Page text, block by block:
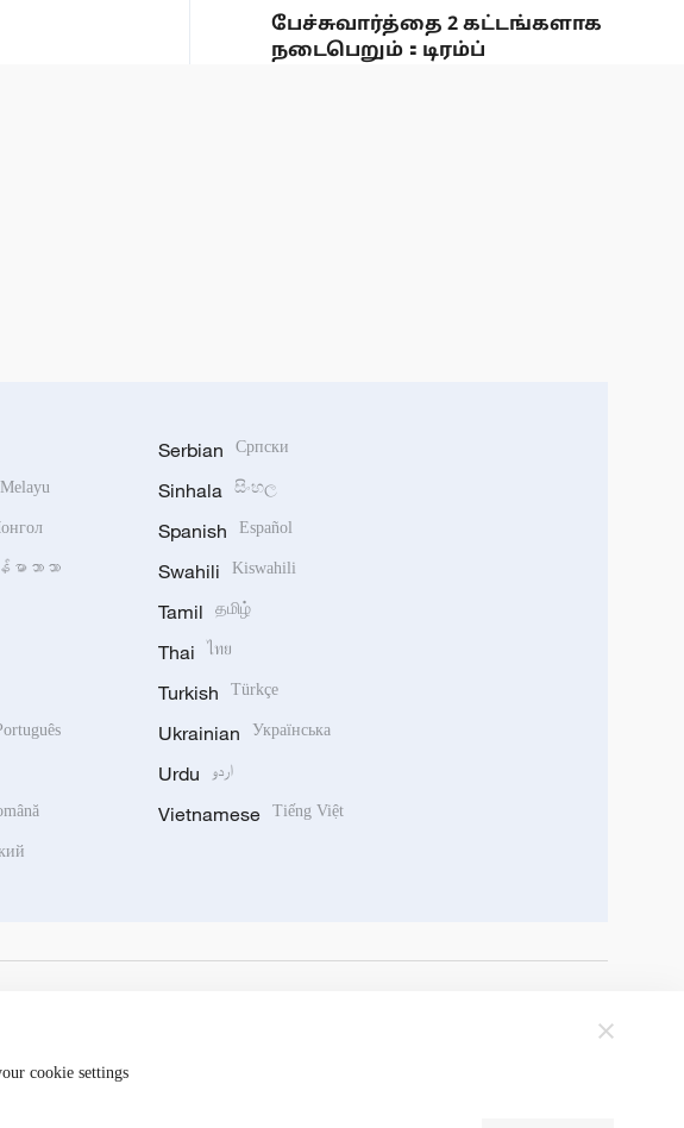
பேச்சுவார்த்தை 2 கட்டங்களாக
நடைபெறும்：டிரம்ப்
မာဘာသာ
Serbian Српски
Sinhala සිංහල
Spanish Español
Swahili Kiswahili
Tamil தமிழ்
Thai ไทย
Turkish Türkçe
Ukrainian Українська
Urdu اردو
Vietnamese Tiếng Việt
cookie settings